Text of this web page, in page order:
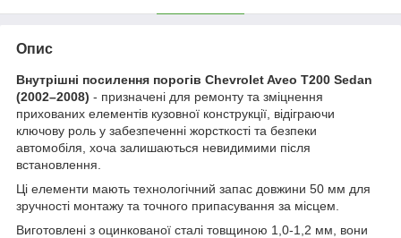
Опис
Внутрішні посилення порогів Chevrolet Aveo T200 Sedan
(2002–2008) - призначені для ремонту та зміцнення
прихованих елементів кузовної конструкції, відіграючи
ключову роль у забезпеченні жорсткості та безпеки
автомобіля, хоча залишаються невидимими після
встановлення.
Ці елементи мають технологічний запас довжини 50 мм для
зручності монтажу та точного припасування за місцем.
Виготовлені з оцинкованої сталі товщиною 1,0-1,2 мм, вони